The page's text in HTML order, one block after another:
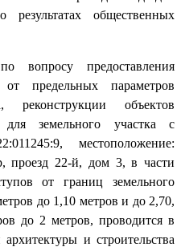
результатах общественных
вопросу предоставления
предельных параметров
реконструкции объектов
для земельного участка с
местоположение:
проезд 22-й, дом 3, в части
от границ земельного
до 1,10 метров и до 2,70,
до 2 метров, проводится в
и строительства